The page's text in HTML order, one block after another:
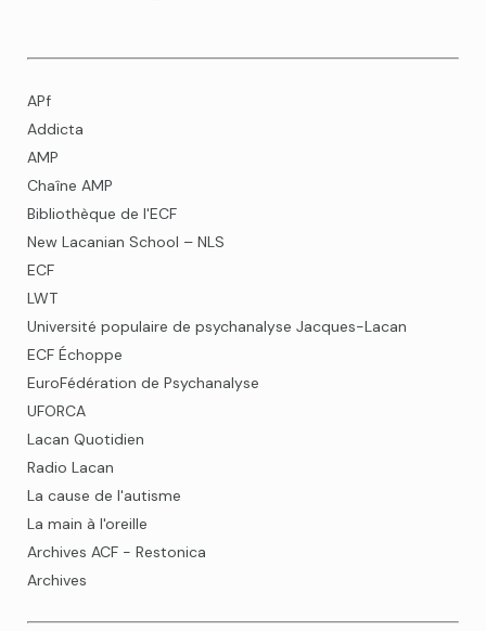
APf
Addicta
AMP
Chaîne AMP
Bibliothèque de l'ECF
New Lacanian School – NLS
ECF
LWT
Université populaire de psychanalyse Jacques-Lacan
ECF Échoppe
EuroFédération de Psychanalyse
UFORCA
Lacan Quotidien
Radio Lacan
La cause de l'autisme
La main à l'oreille
Archives ACF - Restonica
Archives